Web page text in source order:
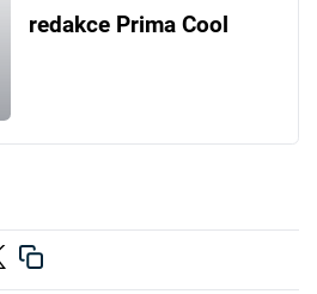
redakce Prima Cool